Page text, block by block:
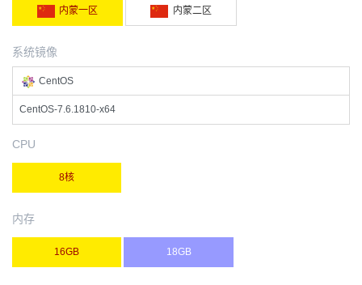
内蒙一区 内蒙二区
系统镜像
CentOS
CentOS-7.6.1810-x64
CPU
8核
内存
16GB 18GB